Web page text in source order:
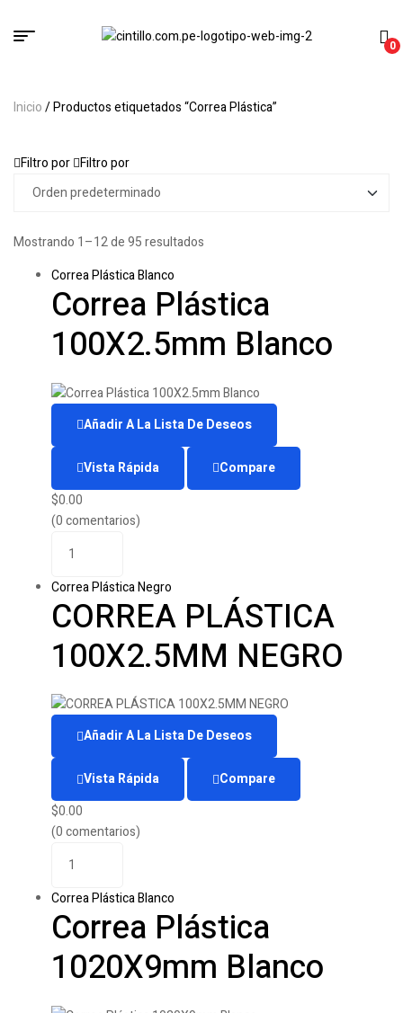
0
Inicio/ Productos etiquetados “Correa Plástica”
Filtro por Filtro por
Mostrando 1–12 de 95 resultados
Correa Plástica Blanco
Correa Plástica
100X2.5mm Blanco
Añadir A La Lista De Deseos
Vista Rápida
Compare
$0.00
(0 comentarios)
Correa Plástica Negro
CORREA PLÁSTICA
100X2.5MM NEGRO
Añadir A La Lista De Deseos
Vista Rápida
Compare
$0.00
(0 comentarios)
Correa Plástica Blanco
Correa Plástica
1020X9mm Blanco